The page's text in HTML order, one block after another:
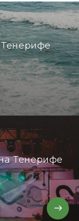
Тенерифе